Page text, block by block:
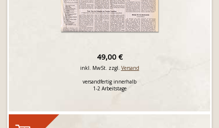
49,00 €
inkl. MwSt. zzgl. Versand
versandfertig innerhalb
1-2 Arbeitstage